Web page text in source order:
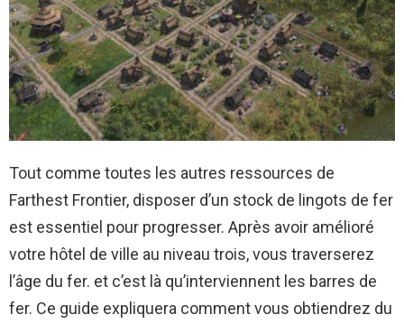
Tout comme toutes les autres ressources de
Farthest Frontier, disposer d’un stock de lingots de fer
est essentiel pour progresser. Après avoir amélioré
votre hôtel de ville au niveau trois, vous traverserez
l’âge du fer. et c’est là qu’interviennent les barres de
fer. Ce guide expliquera comment vous obtiendrez du